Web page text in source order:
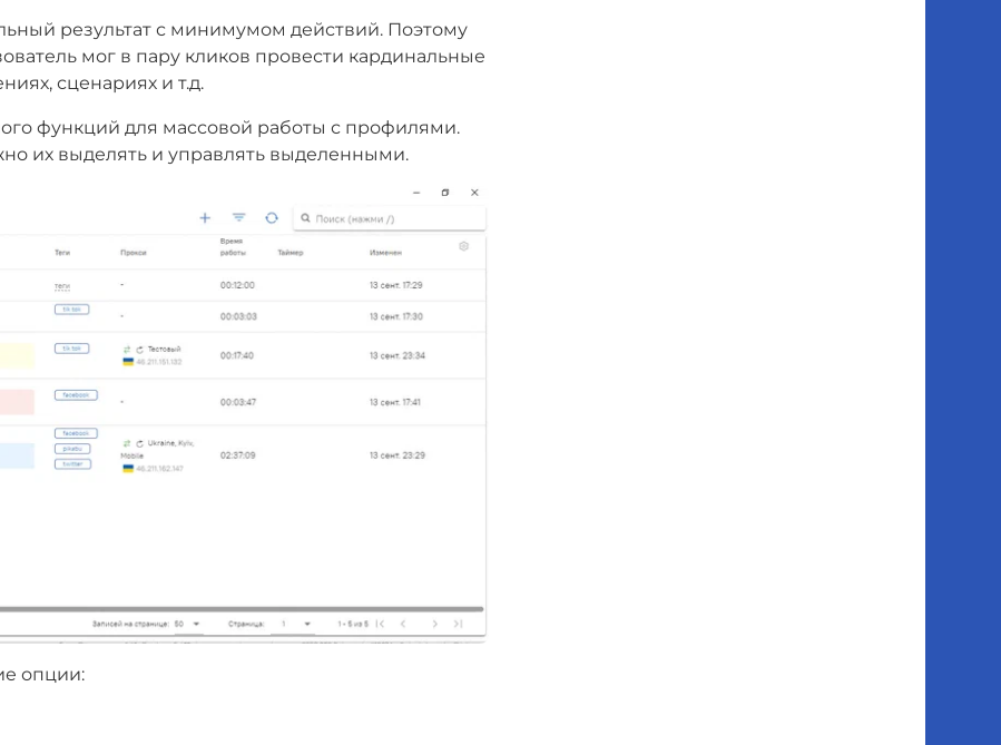
результат с минимумом действий. Поэтому
мог в пару кликов провести кардинальные
сценариях и т.д.
функций для массовой работы с профилями.
их выделять и управлять выделенными.
опции: